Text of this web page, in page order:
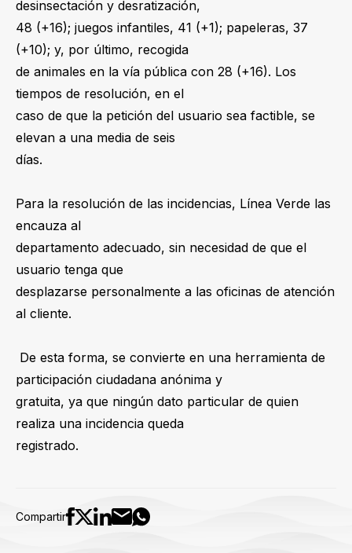
desinsectación y desratización,
48 (+16); juegos infantiles, 41 (+1); papeleras, 37
(+10); y, por último, recogida
de animales en la vía pública con 28 (+16). Los
tiempos de resolución, en el
caso de que la petición del usuario sea factible, se
elevan a una media de seis
días.
Para la resolución de las incidencias, Línea Verde las
encauza al
departamento adecuado, sin necesidad de que el
usuario tenga que
desplazarse personalmente a las oficinas de atención
al cliente.
De esta forma, se convierte en una herramienta de
participación ciudadana anónima y
gratuita, ya que ningún dato particular de quien
realiza una incidencia queda
registrado.
Compartir